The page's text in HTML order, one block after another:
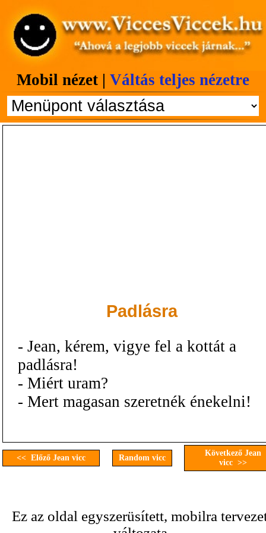
Mobil nézet | Váltás teljes nézetre
Padlásra
- Jean, kérem, vigye fel a kottát a
padlásra!
- Miért uram?
- Mert magasan szeretnék énekelni!
<< Előző Jean vicc Random vicc
Következő Jean
vicc >>
Ez az oldal egyszerüsített, mobilra